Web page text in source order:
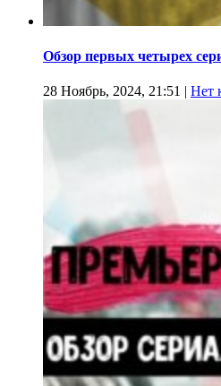
Обзор первых четырех
28 Ноябрь, 2024, 21:51 | Нет